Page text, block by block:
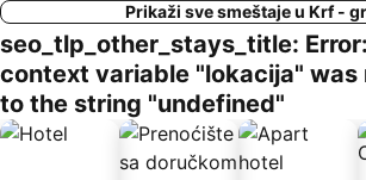
Prikaži sve smeštaje u Krf -
seo_tlp_other_stays_title:
context variable "lokacija" was
to the string "undefined"